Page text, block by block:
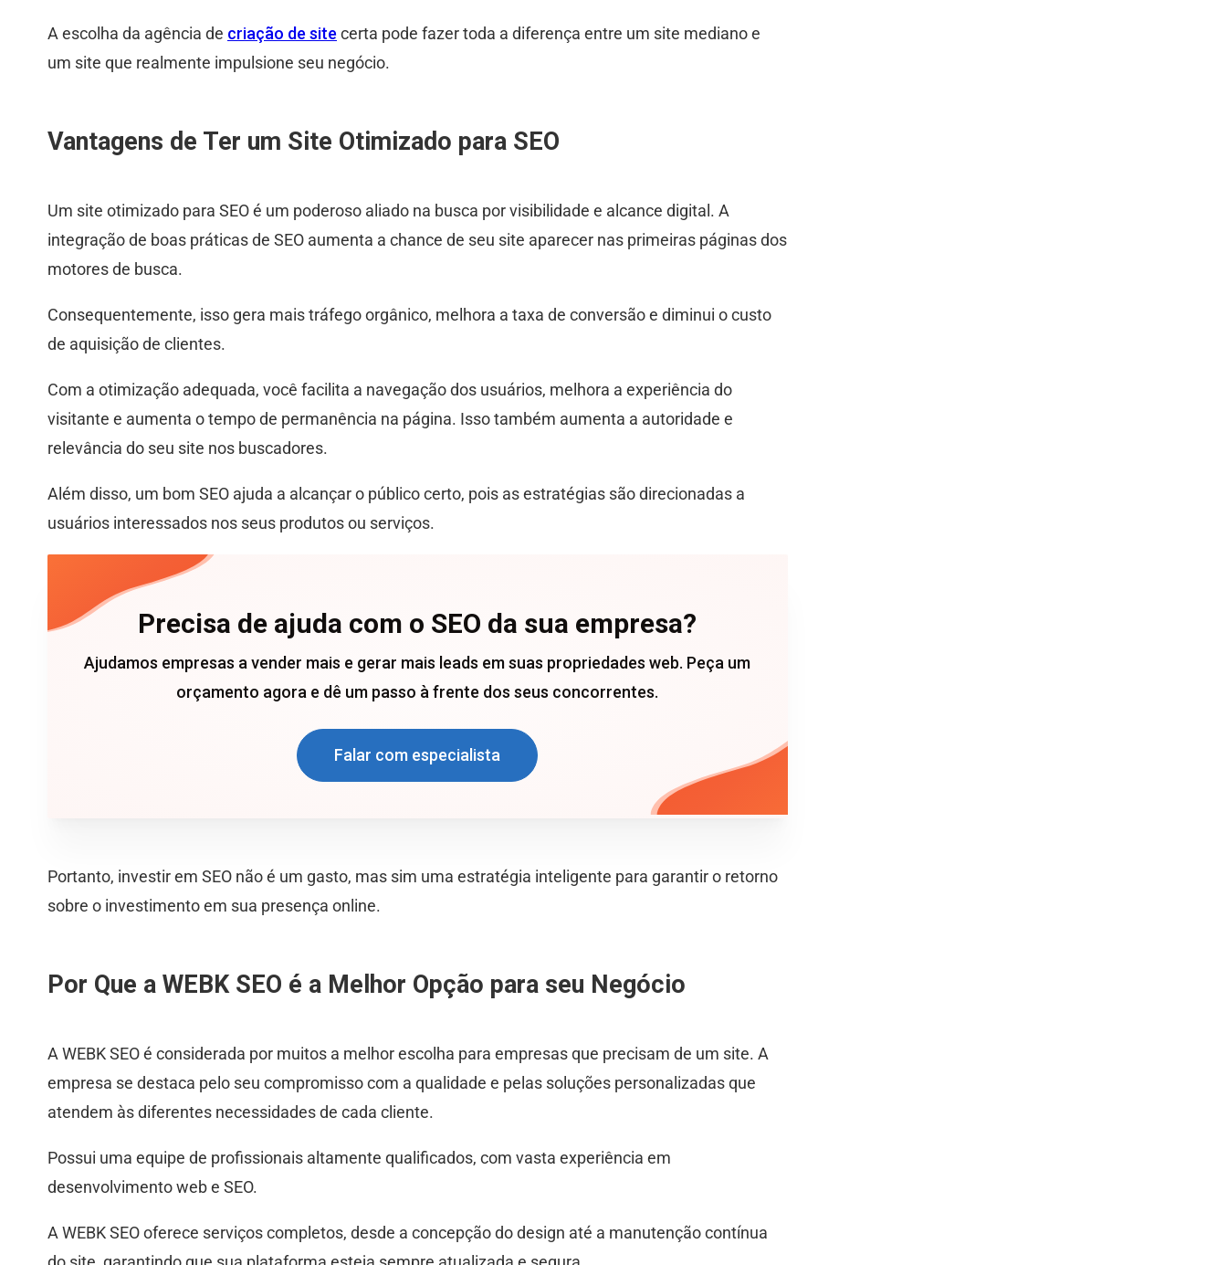
A escolha da agência de criação de site certa pode fazer toda a diferença entre um site mediano e
um site que realmente impulsione seu negócio.
Vantagens de Ter um Site Otimizado para SEO
Um site otimizado para SEO é um poderoso aliado na busca por visibilidade e alcance digital. A
integração de boas práticas de SEO aumenta a chance de seu site aparecer nas primeiras páginas dos
motores de busca.
Consequentemente, isso gera mais tráfego orgânico, melhora a taxa de conversão e diminui o custo
de aquisição de clientes.
Com a otimização adequada, você facilita a navegação dos usuários, melhora a experiência do
visitante e aumenta o tempo de permanência na página. Isso também aumenta a autoridade e
relevância do seu site nos buscadores.
Além disso, um bom SEO ajuda a alcançar o público certo, pois as estratégias são direcionadas a
usuários interessados nos seus produtos ou serviços.
Precisa de ajuda com o SEO da sua empresa?
Ajudamos empresas a vender mais e gerar mais leads em suas propriedades web. Peça um
orçamento agora e dê um passo à frente dos seus concorrentes.
Falar com especialista
Portanto, investir em SEO não é um gasto, mas sim uma estratégia inteligente para garantir o retorno
sobre o investimento em sua presença online.
Por Que a WEBK SEO é a Melhor Opção para seu Negócio
A WEBK SEO é considerada por muitos a melhor escolha para empresas que precisam de um site. A
empresa se destaca pelo seu compromisso com a qualidade e pelas soluções personalizadas que
atendem às diferentes necessidades de cada cliente.
Possui uma equipe de profissionais altamente qualificados, com vasta experiência em
desenvolvimento web e SEO.
A WEBK SEO oferece serviços completos, desde a concepção do design até a manutenção contínua